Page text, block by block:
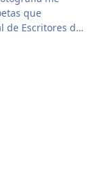
que
de Escritores de
año el